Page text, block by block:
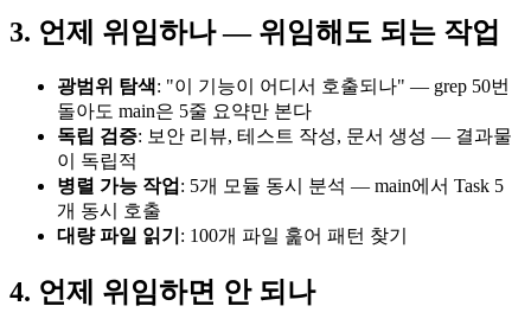
3. 언제 위임하나 — 위임해도 되는 작업
광범위 탐색: "이 기능이 어디서 호출되나" — grep 50번
돌아도 main은 5줄 요약만 본다
독립 검증: 보안 리뷰, 테스트 작성, 문서 생성 — 결과물
이 독립적
병렬 가능 작업 : 5개 모듈 동시 분석 — main에서 Task 5
개 동시 호출
대량 파일 읽기 : 100개 파일 훑어 패턴 찾기
4. 언제 위임하면 안 되나